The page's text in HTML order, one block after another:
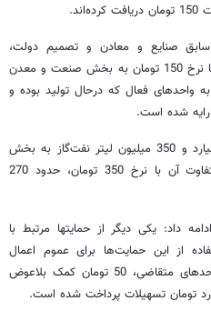
صنایع و معادن و تصمیم دولت،
سهمیه‌ای معادل روزانه 5 میلیون لیتر با نرخ 150 تومان به بخش صنعت و معدن
فعال که درحال تولید بوده و
شده است.
وی اظهار داشت: تاکنون بیش از 1 میلیارد و 350 میلیون لیتر نفت‌گاز به بخش
تولید تخصیص یافته است که مابه‌التفاوت آن با نرخ 350 تومان، حدود 270
داد: یکی دیگر از حمایتها مرتبط با
از این حمایت‌ها برای عموم اعمال
شده است که بر اساس آن، تمامی واحدهای متقاضی، 50 تومان کمک بلاعوض